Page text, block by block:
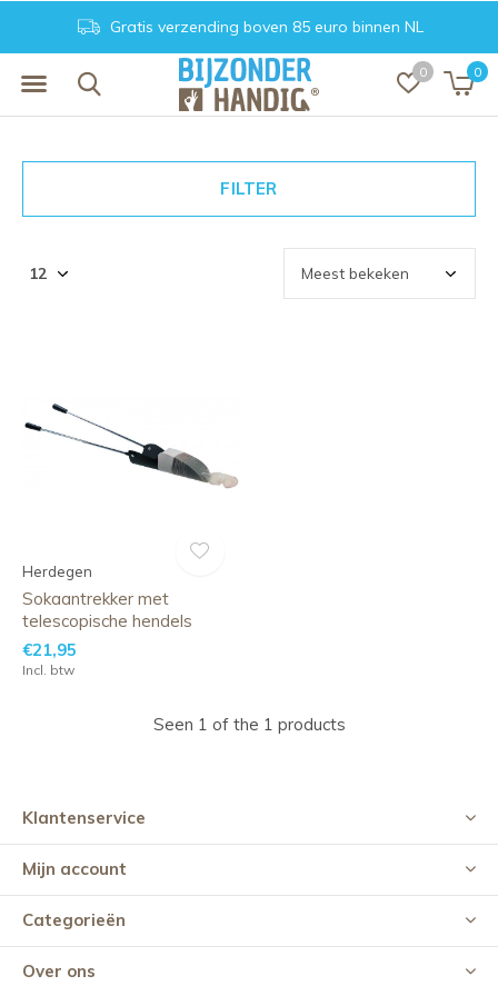
0 0
Gratis verzending boven 85 euro binnen NL
FILTER
Herdegen
Sokaantrekker met
telescopische hendels
€21,95
Incl. btw
Seen 1 of the 1 products
Klantenservice
Mijn account
Categorieën
Over ons